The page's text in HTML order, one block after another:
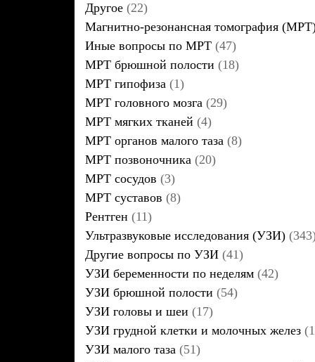
Другое (22)
Магнитно-резонансная томография
Иные вопросы по МРТ (47)
МРТ брюшной полости (18)
МРТ гипофиза (1)
МРТ головного мозга (29)
МРТ мягких тканей (4)
МРТ органов малого таза (8)
МРТ позвоночника (20)
МРТ сосудов (3)
МРТ суставов (8)
Рентген (11)
Ультразвуковые исследования (УЗИ)
Другие вопросы по УЗИ (41)
УЗИ беременности по неделям (42)
УЗИ брюшной полости (54)
УЗИ головы и шеи (17)
УЗИ грудной клетки и молочных желез
УЗИ малого таза (51)